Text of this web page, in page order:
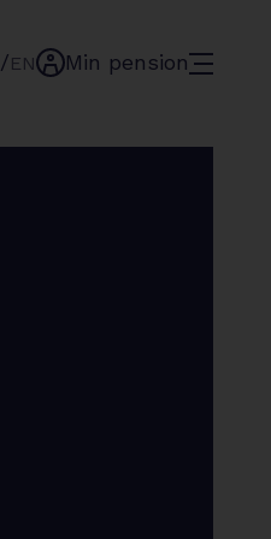
/ENmin-Min pensionmenu